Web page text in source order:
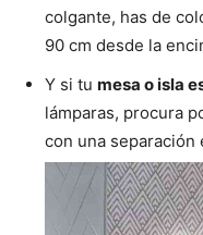
colgante, has de
90 cm desde la
Y si tu mesa o isla
lámparas, procura
con una separación